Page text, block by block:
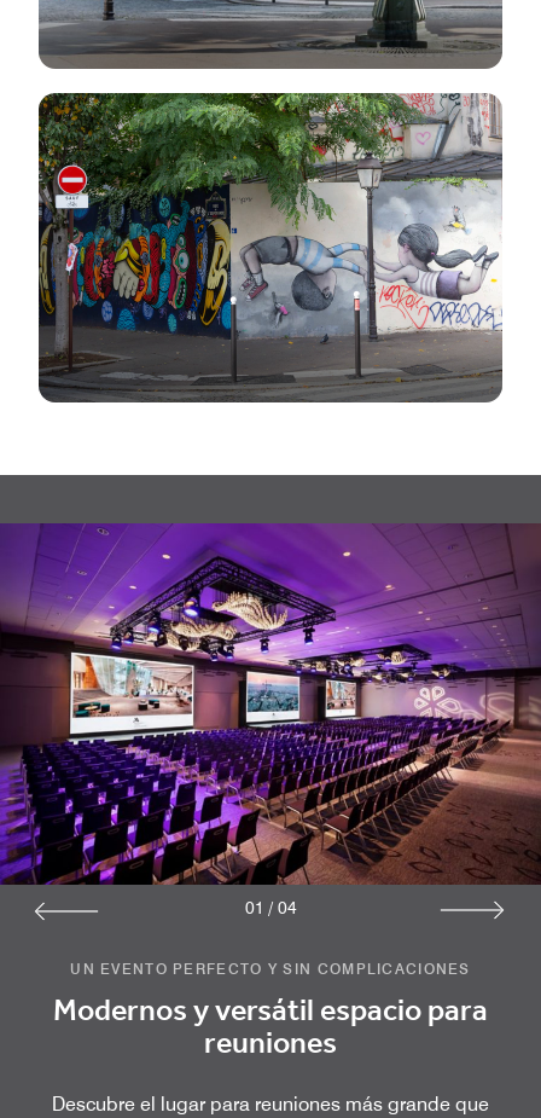
UN EVENTO PERFECTO Y SIN COMPLICACIONES
Modernos y versátil espacio para
reuniones
Descubre el lugar para reuniones más grande que
01 / 04